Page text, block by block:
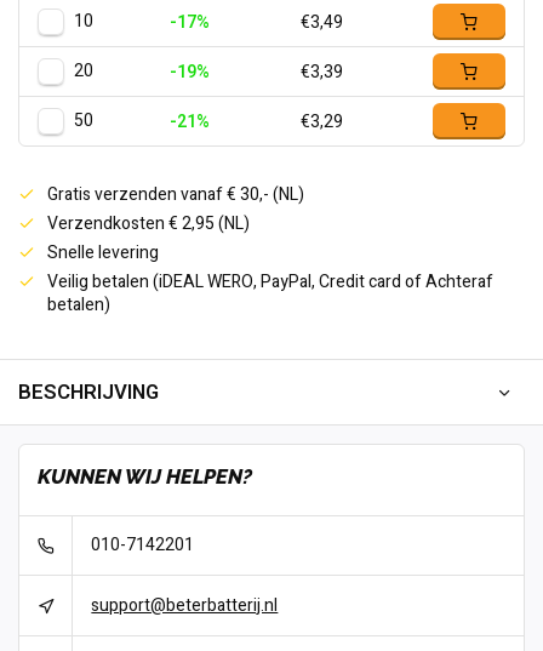
10
-17%
€3,49
20
-19%
€3,39
50
-21% €3,29
Gratis verzenden vanaf € 30,- (NL)
Verzendkosten € 2,95 (NL)
Snelle levering
Veilig betalen (iDEAL WERO, PayPal, Credit card of Achteraf
betalen)
BESCHRIJVING
KUNNEN WIJ HELPEN?
010-7142201
support@beterbatterij.nl